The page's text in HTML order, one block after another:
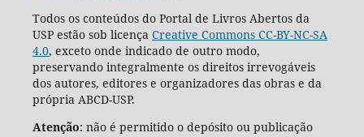
Todos os conteúdos do Portal de Livros Abertos da
USP estão sob licença Creative Commons CC-BY-NC-SA
4.0, exceto onde indicado de outro modo,
preservando integralmente os direitos irrevogáveis
dos autores, editores e organizadores das obras e da
própria ABCD-USP.
Atenção: não é permitido o depósito ou publicação